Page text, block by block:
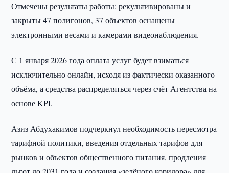
Отмечены результаты работы: рекультивированы и
закрыты 47 полигонов, 37 объектов оснащены
электронными весами и камерами видеонаблюдения.
С 1 января 2026 года оплата услуг будет взиматься
исключительно онлайн, исходя из фактически оказанного
объёма, а средства распределяться через счёт Агентства на
основе KPI.
Азиз Абдухакимов подчеркнул необходимость пересмотра
тарифной политики, введения отдельных тарифов для
рынков и объектов общественного питания, продления